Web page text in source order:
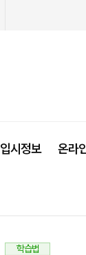
입시정보 온라
학습법